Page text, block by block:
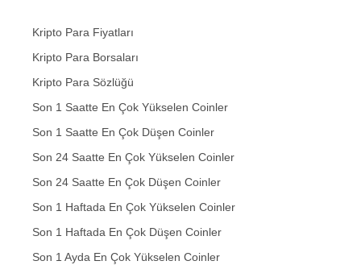
Kripto Para Fiyatları
Kripto Para Borsaları
Kripto Para Sözlüğü
Son 1 Saatte En Çok Yükselen Coinler
Son 1 Saatte En Çok Düşen Coinler
Son 24 Saatte En Çok Yükselen Coinler
Son 24 Saatte En Çok Düşen Coinler
Son 1 Haftada En Çok Yükselen Coinler
Son 1 Haftada En Çok Düşen Coinler
Son 1 Ayda En Çok Yükselen Coinler